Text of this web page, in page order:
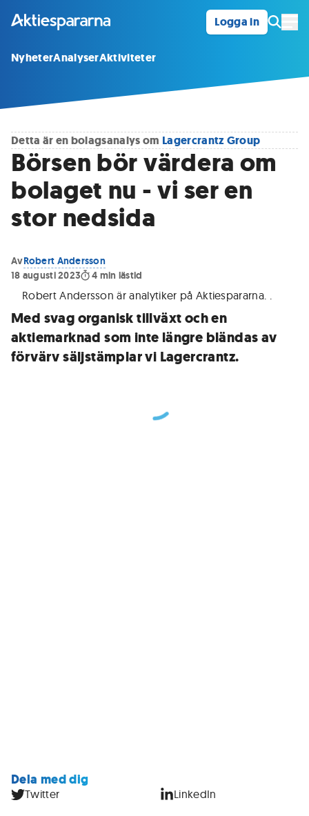
Logga in
NyheterAnalyserAktiviteter
Detta är en bolagsanalys om Lagercrantz Group
Börsen bör värdera om
bolaget nu - vi ser en
stor nedsida
AvRobert Andersson
18 augusti 2023
4 min lästid
Robert Andersson är analytiker på Aktiespararna. .
Med svag organisk tillväxt och en
aktiemarknad som inte längre bländas av
förvärv säljstämplar vi Lagercrantz.
Dela med dig
Twitter LinkedIn